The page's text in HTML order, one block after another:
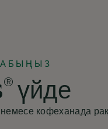
® үйде
немесе кофеханада